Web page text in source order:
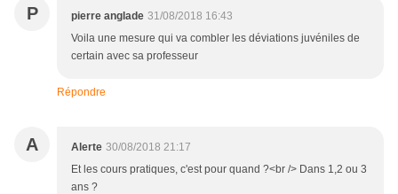
P pierre anglade 31/08/2018 16:43
Voila une mesure qui va combler les déviations juvéniles de
certain avec sa professeur
Répondre
A Alerte 30/08/2018 21:17
Et les cours pratiques, c'est pour quand ?<br /> Dans 1,2 ou 3
ans ?